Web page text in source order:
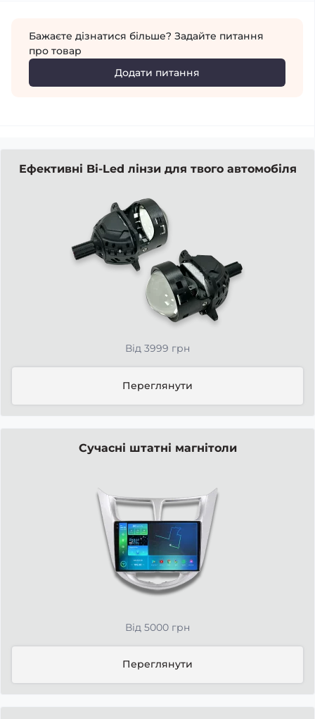
Бажаєте дізнатися більше? Задайте питання
про товар
Додати питання
Ефективні Bi-Led лінзи для твого автомобіля
Від 3999 грн
Переглянути
Сучасні штатні магнітоли
Від 5000 грн
Переглянути